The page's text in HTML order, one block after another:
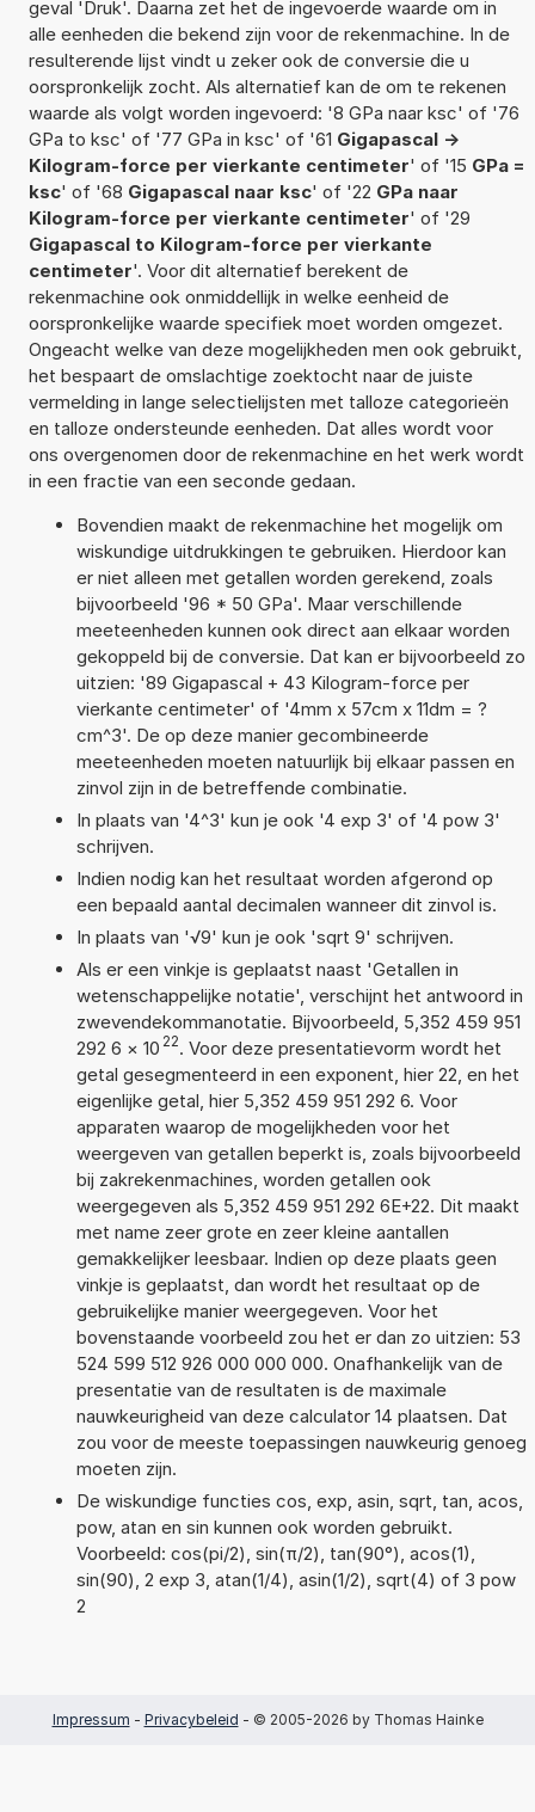
geval 'Druk'. Daarna zet het de ingevoerde waarde om in
alle eenheden die bekend zijn voor de rekenmachine. In de
resulterende lijst vindt u zeker ook de conversie die u
oorspronkelijk zocht. Als alternatief kan de om te rekenen
waarde als volgt worden ingevoerd: '8 GPa naar ksc' of '76
GPa to ksc' of '77 GPa in ksc' of '61 Gigapascal ->
Kilogram-force per vierkante centimeter' of '15 GPa =
ksc' of '68 Gigapascal naar ksc' of '22 GPa naar
Kilogram-force per vierkante centimeter' of '29
Gigapascal to Kilogram-force per vierkante
centimeter'. Voor dit alternatief berekent de
rekenmachine ook onmiddellijk in welke eenheid de
oorspronkelijke waarde specifiek moet worden omgezet.
Ongeacht welke van deze mogelijkheden men ook gebruikt,
het bespaart de omslachtige zoektocht naar de juiste
vermelding in lange selectielijsten met talloze categorieën
en talloze ondersteunde eenheden. Dat alles wordt voor
ons overgenomen door de rekenmachine en het werk wordt
in een fractie van een seconde gedaan.
Bovendien maakt de rekenmachine het mogelijk om
wiskundige uitdrukkingen te gebruiken. Hierdoor kan
er niet alleen met getallen worden gerekend, zoals
bijvoorbeeld '96 * 50 GPa'. Maar verschillende
meeteenheden kunnen ook direct aan elkaar worden
gekoppeld bij de conversie. Dat kan er bijvoorbeeld zo
uitzien: '89 Gigapascal + 43 Kilogram-force per
vierkante centimeter' of '4mm x 57cm x 11dm = ?
cm^3'. De op deze manier gecombineerde
meeteenheden moeten natuurlijk bij elkaar passen en
zinvol zijn in de betreffende combinatie.
In plaats van '4^3' kun je ook '4 exp 3' of '4 pow 3'
schrijven.
Indien nodig kan het resultaat worden afgerond op
een bepaald aantal decimalen wanneer dit zinvol is.
In plaats van '√9' kun je ook 'sqrt 9' schrijven.
Als er een vinkje is geplaatst naast 'Getallen in
wetenschappelijke notatie', verschijnt het antwoord in
zwevendekommanotatie. Bijvoorbeeld, 5,352 459 951
292 6 × 10 22. Voor deze presentatievorm wordt het
getal gesegmenteerd in een exponent, hier 22, en het
eigenlijke getal, hier 5,352 459 951 292 6. Voor
apparaten waarop de mogelijkheden voor het
weergeven van getallen beperkt is, zoals bijvoorbeeld
bij zakrekenmachines, worden getallen ook
weergegeven als 5,352 459 951 292 6E+22. Dit maakt
met name zeer grote en zeer kleine aantallen
gemakkelijker leesbaar. Indien op deze plaats geen
vinkje is geplaatst, dan wordt het resultaat op de
gebruikelijke manier weergegeven. Voor het
bovenstaande voorbeeld zou het er dan zo uitzien: 53
524 599 512 926 000 000 000. Onafhankelijk van de
presentatie van de resultaten is de maximale
nauwkeurigheid van deze calculator 14 plaatsen. Dat
zou voor de meeste toepassingen nauwkeurig genoeg
moeten zijn.
De wiskundige functies cos, exp, asin, sqrt, tan, acos,
pow, atan en sin kunnen ook worden gebruikt.
Voorbeeld: cos(pi/2), sin(π/2), tan(90°), acos(1),
sin(90), 2 exp 3, atan(1/4), asin(1/2), sqrt(4) of 3 pow
2
Impressum - Privacybeleid - © 2005-2026 by Thomas Hainke